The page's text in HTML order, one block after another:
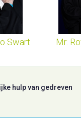
Swart Mr.
hulp van gedreven